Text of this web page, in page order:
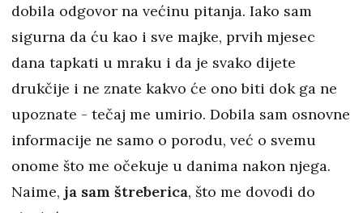
dobila odgovor na većinu pitanja. Iako sam
sigurna da ću kao i sve majke, prvih mjesec
dana tapkati u mraku i da je svako dijete
drukčije i ne znate kakvo će ono biti dok ga ne
upoznate - tečaj me umirio. Dobila sam osnovne
informacije ne samo o porodu, već o svemu
onome što me očekuje u danima nakon njega.
Naime, ja sam štreberica, što me dovodi do